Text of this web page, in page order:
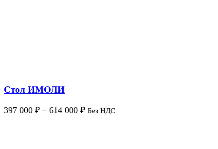
Стол ИМОЛИ
397 000 ₽ – 614 000 ₽ Без НДС